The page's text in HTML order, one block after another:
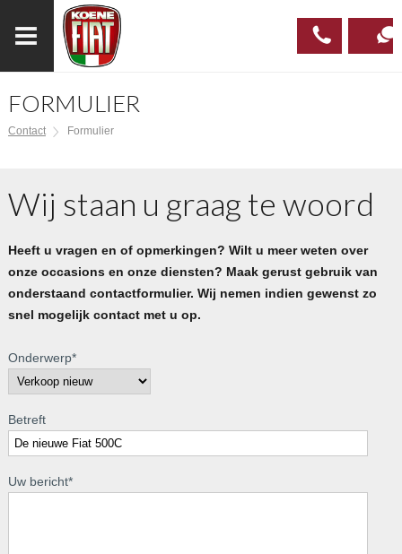
FORMULIER
Contact Formulier
Wij staan u graag te woord
Heeft u vragen en of opmerkingen? Wilt u meer weten over
onze occasions en onze diensten? Maak gerust gebruik van
onderstaand contactformulier. Wij nemen indien gewenst zo
snel mogelijk contact met u op.
Onderwerp*
Betreft
Uw bericht*